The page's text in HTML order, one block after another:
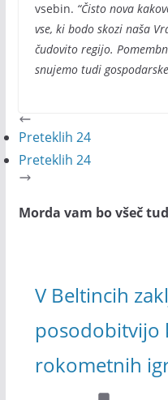
vsebin. “Čisto nova
vse, ki bodo skozi naša
čudovito regijo.
snujemo tudi
Preteklih 24
Preteklih 24
Morda vam bo všeč
V Beltincih
posodobitvijo
rokometnih